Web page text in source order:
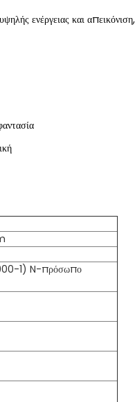
ενέργειας και απεικόνιση,
1) N-πρόσωπο